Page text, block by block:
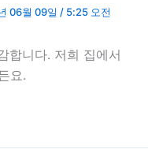
06월 09일 / 5:25 오전
합니다. 저희 집에서
요.